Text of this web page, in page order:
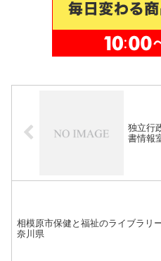
独立行
書情報
相模原市保健と福祉のライブラリ
奈川県